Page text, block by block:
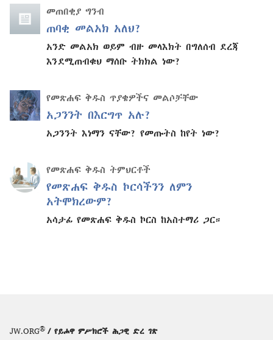
መጠበቂያ ግንብ
ጠባቂ መልአክ አለህ?
አንድ መልአክ ወይም ብዙ መላእክት በግለሰብ ደረጃ
እንደሚጠብቁህ ማሰቡ ትክክል ነው?
የመጽሐፍ ቅዱስ ጥያቄዎችና መልሶቻቸው
አጋንንት በእርግጥ አሉ?
አጋንንት እነማን ናቸው? የመጡትስ ከየት ነው?
የመጽሐፍ ቅዱስ ትምህርቶች
የመጽሐፍ ቅዱስ ኮርሳችንን ለምን
አትሞክረውም?
አሳታፊ የመጽሐፍ ቅዱስ ኮርስ ከአስተማሪ ጋር።
JW.ORG® / የይሖዋ ምሥክሮች ሕጋዊ ድረ ገጽ